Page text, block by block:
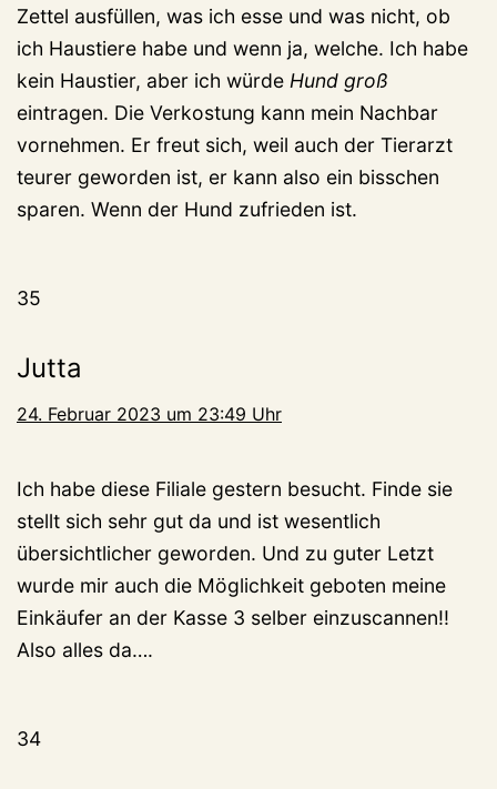
Zettel ausfüllen, was ich esse und was nicht, ob
ich Haustiere habe und wenn ja, welche. Ich habe
kein Haustier, aber ich würde Hund groß
eintragen. Die Verkostung kann mein Nachbar
vornehmen. Er freut sich, weil auch der Tierarzt
teurer geworden ist, er kann also ein bisschen
sparen. Wenn der Hund zufrieden ist.
35
Jutta
24. Februar 2023 um 23:49 Uhr
Ich habe diese Filiale gestern besucht. Finde sie
stellt sich sehr gut da und ist wesentlich
übersichtlicher geworden. Und zu guter Letzt
wurde mir auch die Möglichkeit geboten meine
Einkäufer an der Kasse 3 selber einzuscannen!!
Also alles da….
34